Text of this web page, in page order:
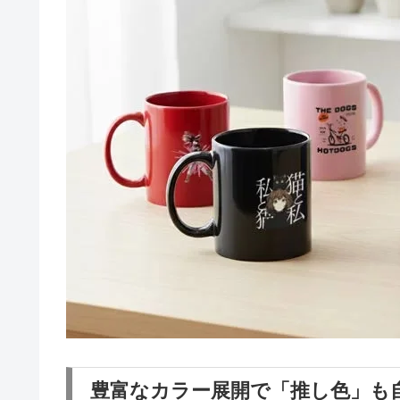
豊富なカラー展開で「推し色」も